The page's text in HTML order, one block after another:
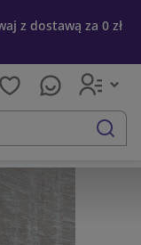
z dostawą za 0 zł
szukaj